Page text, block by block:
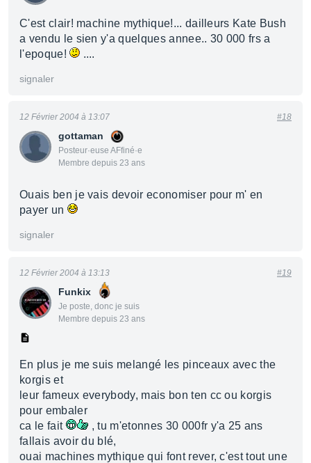
C'est clair! machine mythique!... dailleurs Kate Bush
a vendu le sien y'a quelques annee.. 30 000 frs a
l'epoque!
....
signaler
gottaman
Posteur·euse AFfiné·e
Membre depuis 23 ans
12 Février 2004 à 13:07 #18
Ouais ben je vais devoir economiser pour m' en
payer un
signaler
Funkix
Je poste, donc je suis
Membre depuis 23 ans
12 Février 2004 à 13:13 #19
En plus je me suis melangé les pinceaux avec the
korgis et
leur fameux everybody, mais bon ten cc ou korgis
pour embaler
ca le fait
, tu m'etonnes 30 000fr y'a 25 ans
fallais avoir du blé,
ouai machines mythique qui font rever, c'est tout une